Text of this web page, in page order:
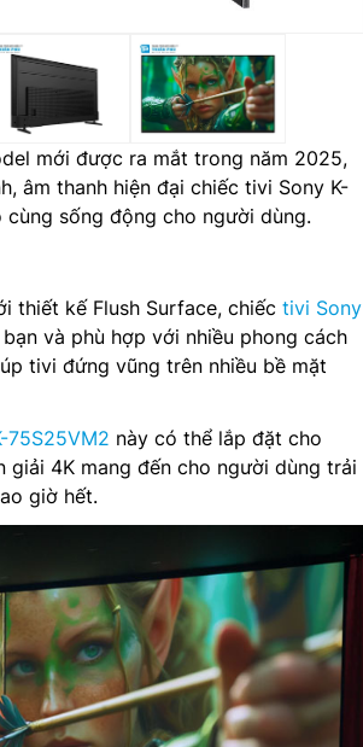
mới được ra mắt trong năm 2025,
âm thanh hiện đại chiếc tivi Sony K-
sống động cho người dùng.
thiết kế Flush Surface, chiếc tivi Sony
và phù hợp với nhiều phong cách
tivi đứng vũng trên nhiều bề mặt
75S25VM2 này có thể lắp đặt cho
giải 4K mang đến cho người dùng trải
giờ hết.